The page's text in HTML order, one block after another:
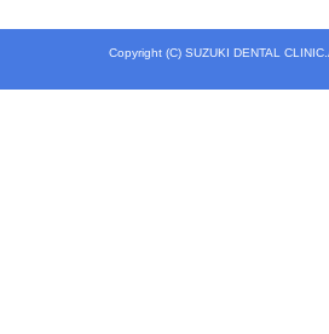
Copyright (C) SUZUKI DENTAL